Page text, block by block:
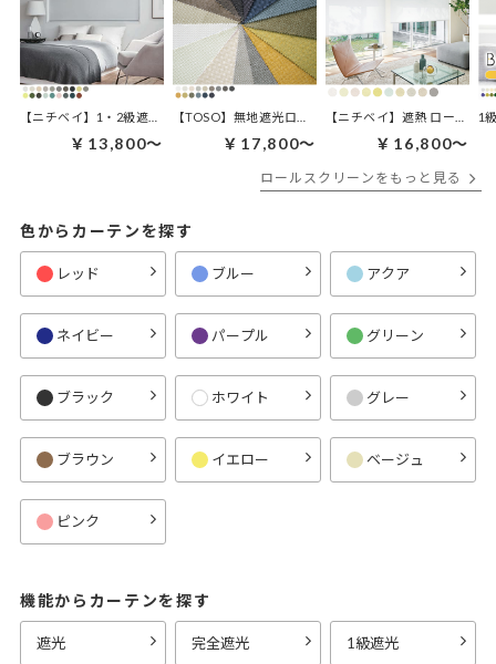
【ニチベイ】1・2級遮光 ロールスクリーン | ラフィー遮光
￥13,800～
【TOSO】無地遮光ロールスクリーン | ルノファブ遮光
￥17,800～
【ニチベイ】遮熱 ロールス
￥16,800～
1
ロールスクリーンをもっと見る
色からカーテンを探す
レッド ブルー アクア
ネイビー パープル グリーン
ブラック ホワイト グレー
ブラウン イエロー ベージュ
ピンク
機能からカーテンを探す
遮光 完全遮光 1級遮光